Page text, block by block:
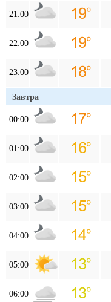
21:00
22:00
23:00
Завтра
00:00
01:00
02:00
03:00
04:00
05:00
06:00